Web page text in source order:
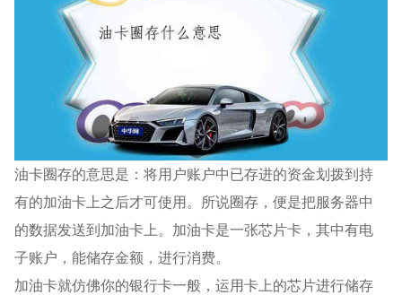
油卡圈存的意思是：将用户账户中已存进的资金划拨到持
有的加油卡上之后才可使用。所说圈存，便是把服务器中
的数据发送到加油卡上。加油卡是一张芯片卡，其中有电
子账户，能储存金额，进行消费。
加油卡就仿佛你的银行卡一般，运用卡上的芯片进行储存